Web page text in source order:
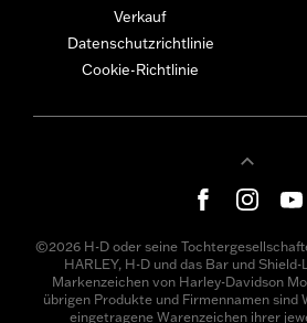
Verkauf
Datenschutzrichtlinie
Cookie-Richtlinie
©2026 H-D oder seine
HARLEY, H-D und das Bar und
Markenzeichen von Harley-Davidson
übrigen Produkte und Firmennamen sind
eingetragene Warenzeichen ihrer